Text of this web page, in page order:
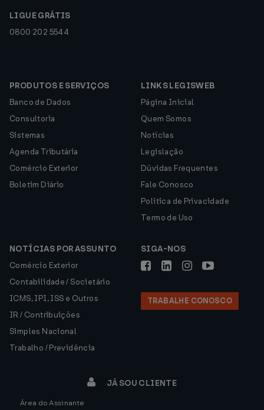
LIGUE GRÁTIS
0800 202 5544
PRODUTOS E SERVIÇOS
Banco de Dados
Consultoria
Sistemas
Agenda Tributária
Comércio Exterior
Boletim Diário
LINKS LEGISWEB
Página Inicial
Quem Somos
Notícias
Legislação
Dúvidas Frequentes
Fale Conosco
Política de Privacidade
Termo de Uso
NOTÍCIAS POR ASSUNTO
Comércio Exterior
Contabilidade / Societário
ICMS, IPI, ISS e Outros
IR / Contribuições
Simples Nacional
Trabalho / Previdência
SIGA-NOS
TRABALHE CONOSCO
JÁ SOU CLIENTE
Área do Assinante